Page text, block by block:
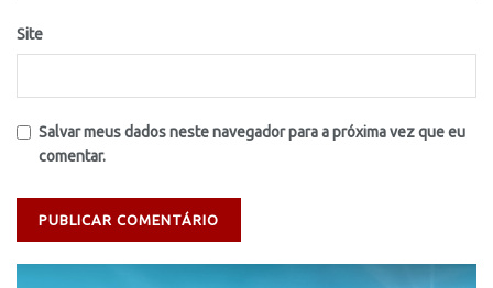
Site
Salvar meus dados neste navegador para a próxima vez que eu
comentar.